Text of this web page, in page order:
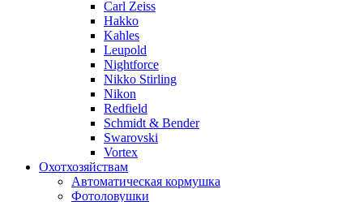
Carl Zeiss
Hakko
Kahles
Leupold
Nightforce
Nikko Stirling
Nikon
Redfield
Schmidt & Bender
Swarovski
Vortex
Охотхозяйствам
Автоматическая кормушка
Фотоловушки